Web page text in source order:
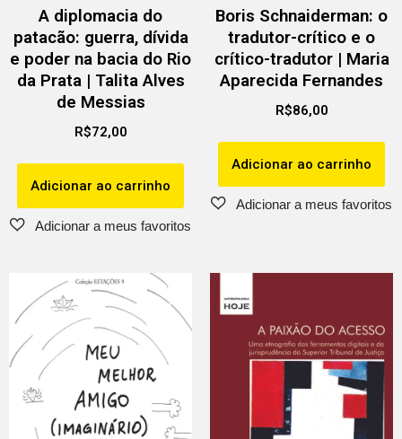
A diplomacia do
patacão: guerra, dívida
e poder na bacia do Rio
da Prata | Talita Alves
de Messias
R$72,00
Adicionar ao carrinho
Boris Schnaiderman: o
tradutor-crítico e o
crítico-tradutor | Maria
Aparecida Fernandes
R$86,00
Adicionar ao carrinho